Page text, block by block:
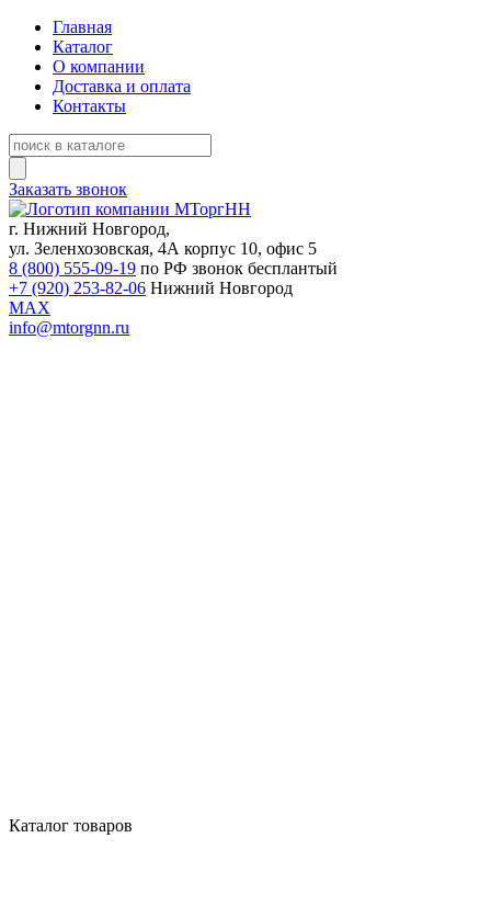
Главная
Каталог
О компании
Доставка и оплата
Контакты
Заказать звонок
г. Нижний Новгород,
ул. Зеленхозовская, 4А корпус 10, офис 5
8 (800) 555-09-19 по РФ звонок бесплантый
+7 (920) 253-82-06 Нижний Новгород
MAX
info@mtorgnn.ru
Каталог товаров